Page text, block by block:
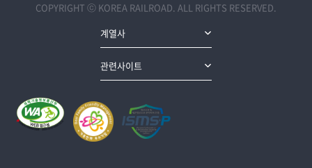
COPYRIGHT ⓒ KOREA RAILROAD. ALL RIGHTS RESERVED.
계열사
관련사이트